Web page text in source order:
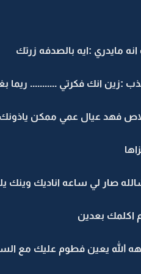
مايدري :ايه بالصدفه زرتك
:زين انك فكرتي ........... ريما
خلاص فهد عيال عمي ممكن
صار لي ساعه اناديك
اكلمك بعدين
يعين فطوم عليك مع